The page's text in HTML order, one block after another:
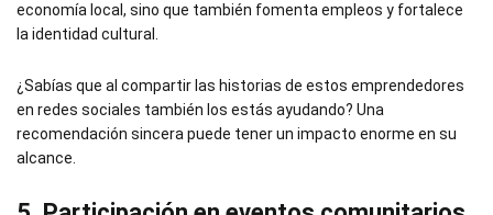
economía local, sino que también fomenta empleos y fortalece
la identidad cultural.
¿Sabías que al compartir las historias de estos emprendedores
en redes sociales también los estás ayudando? Una
recomendación sincera puede tener un impacto enorme en su
alcance.